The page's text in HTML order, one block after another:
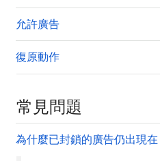
允許廣告
復原動作
常見問題
為什麼已封鎖的廣告仍出現